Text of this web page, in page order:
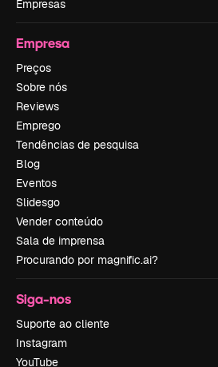
Empresas
Empresa
Preços
Sobre nós
Reviews
Emprego
Tendências de pesquisa
Blog
Eventos
Slidesgo
Vender conteúdo
Sala de imprensa
Procurando por magnific.ai?
Siga-nos
Suporte ao cliente
Instagram
YouTube